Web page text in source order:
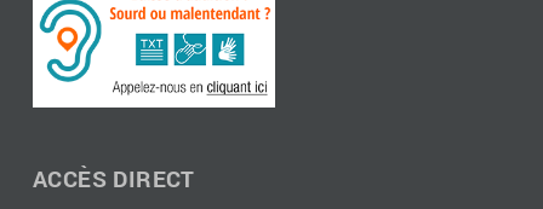
ACCÈS DIRECT